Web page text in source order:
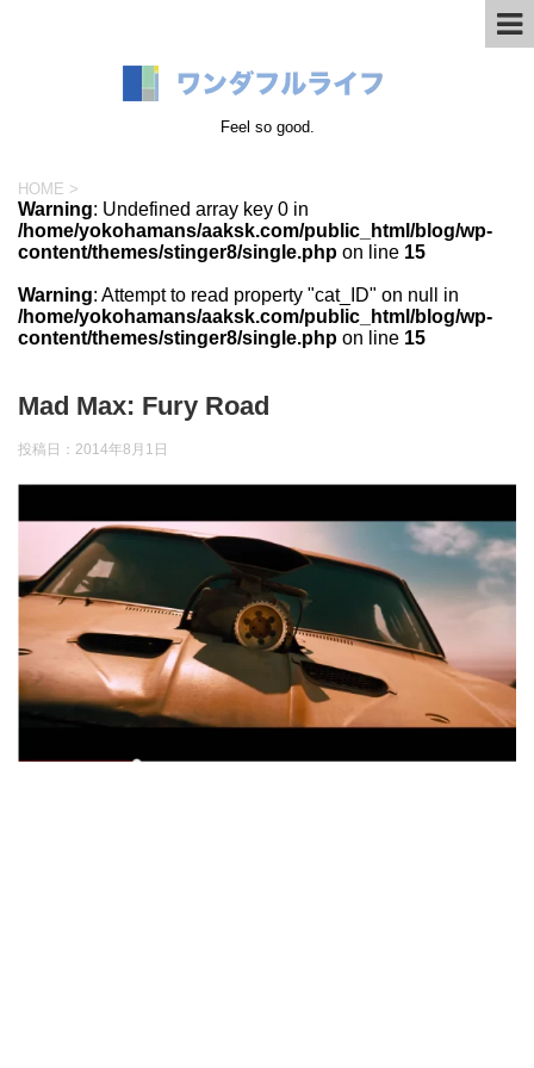
Feel so good.
HOME >
Warning: Undefined array key 0 in
/home/yokohamans/aaksk.com/public_html/blog/wp-
content/themes/stinger8/single.php on line 15
Warning: Attempt to read property "cat_ID" on null in
/home/yokohamans/aaksk.com/public_html/blog/wp-
content/themes/stinger8/single.php on line 15
Mad Max: Fury Road
投稿日： 2014年8月1日